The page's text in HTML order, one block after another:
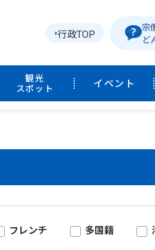
行政TOP
宗
ど
観光
スポット
イベント
フレンチ 多国籍